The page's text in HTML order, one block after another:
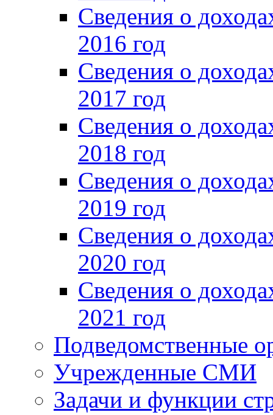
Сведения о
2016 год
Сведения о
2017 год
Сведения о
2018 год
Сведения о
2019 год
Сведения о
2020 год
Сведения о
2021 год
Подведомственные
Учрежденные СМИ
Задачи и функции